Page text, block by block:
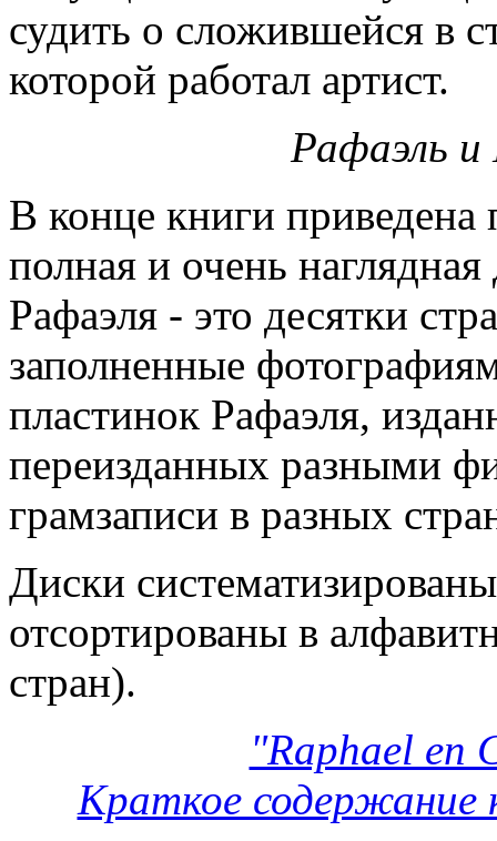
судить о сложившейся в
которой работал артист.
Рафаэль и
В конце книги приведена
полная и очень
Рафаэля - это десятки
заполненные
пластинок Рафаэля,
переизданных разными
грамзаписи в разных
Диски
отсортированы в
стран).
"Raphael en
Краткое содержание